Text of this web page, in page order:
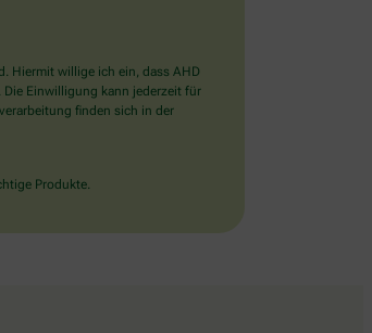
Hiermit willige ich ein, dass AHD
Die Einwilligung kann jederzeit für
finden sich in der
Produkte.